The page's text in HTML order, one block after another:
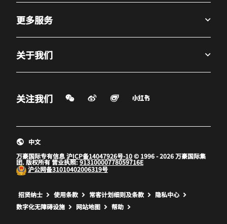
更多服务
关于我们
关注我们 微信扫一扫
微博
打开新窗口
飞猪
打开新窗口打开新窗口
万豪国际专有信息沪ICP备14047926号-10© 1996 - 2026 万豪国际集
团. 版权所有 营业执照:91310000778059716E
沪公网备31010402006319号
中文
招贤纳士 打开新窗口
使用条款 打开新窗口
常客计划细则及条款 打开新窗口
隐私中心
数字化无障碍设施
网站地图 帮助